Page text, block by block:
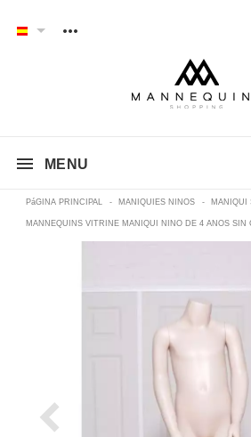
MENU
PáGINA PRINCIPAL - MANIQUIES NINOS - MANIQUI
MANNEQUINS VITRINE MANIQUI NINO DE 4 ANOS SIN